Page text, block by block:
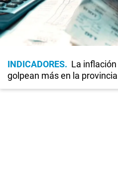
INDICADORES
La
golpean más en la provincia